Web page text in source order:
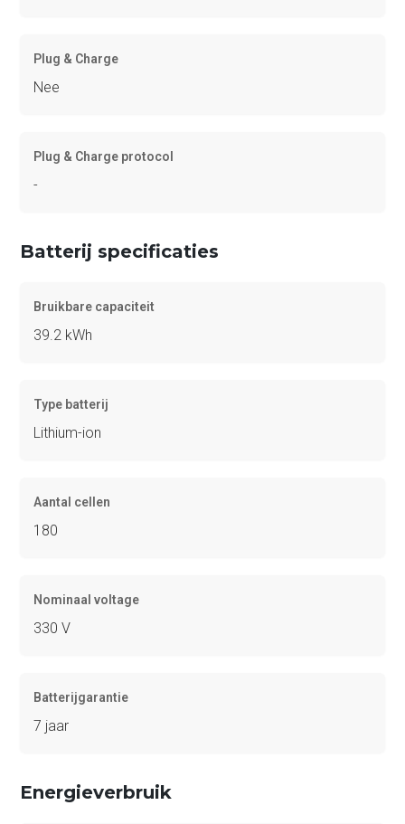
Plug & Charge
Nee
Plug & Charge protocol
-
Batterij specificaties
Bruikbare capaciteit
39.2 kWh
Type batterij
Lithium-ion
Aantal cellen
180
Nominaal voltage
330 V
Batterijgarantie
7 jaar
Energieverbruik